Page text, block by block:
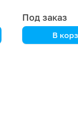
Под заказ
В